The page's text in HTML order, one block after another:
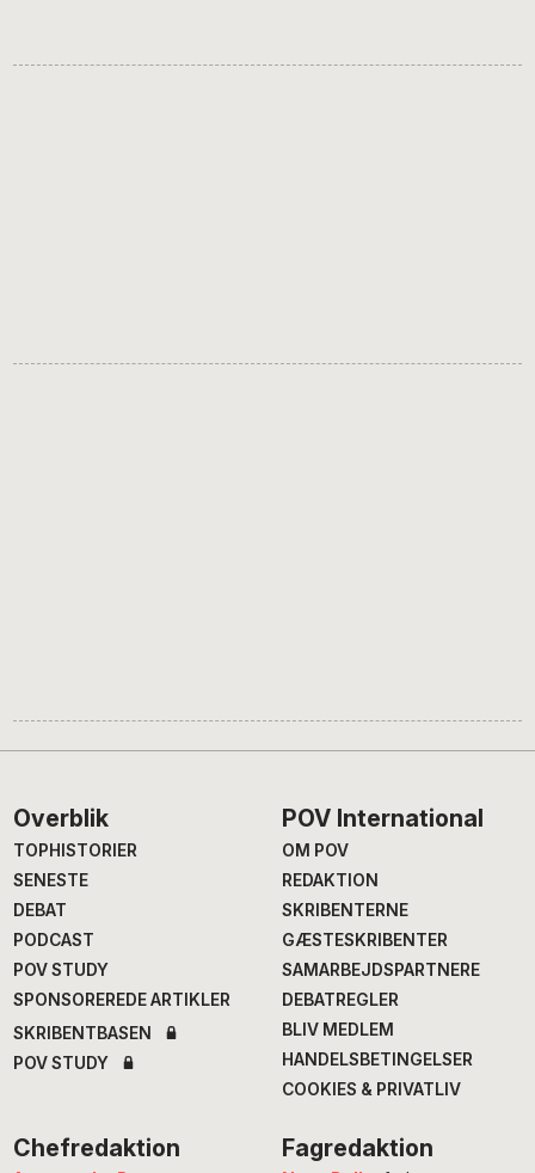
Footer
Overblik
TOPHISTORIER
SENESTE
DEBAT
PODCAST
POV STUDY
SPONSOREREDE ARTIKLER
SKRIBENTBASEN
POV STUDY
POV International
OM POV
REDAKTION
SKRIBENTERNE
GÆSTESKRIBENTER
SAMARBEJDSPARTNERE
DEBATREGLER
BLIV MEDLEM
HANDELSBETINGELSER
COOKIES & PRIVATLIV
Chefredaktion Fagredaktion